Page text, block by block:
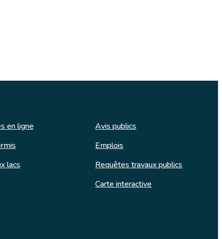
en ligne
Avis publics
Emplois
lacs
Requêtes travaux publics
Carte interactive